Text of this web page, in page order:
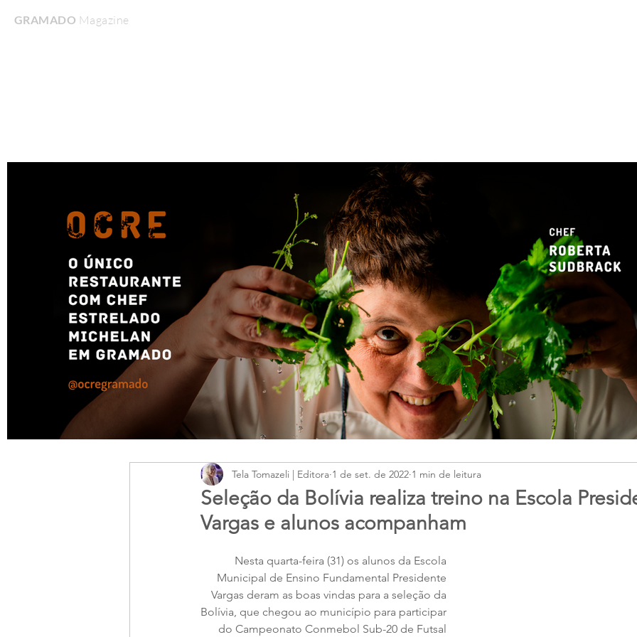
GRAMADO MagazineHome
Seleção da Bolívia realiza treino na Escola
Vargas e alunos acompanham
Tela Tomazeli | Editora 1 de set. de 2022 1 min de leitura
Nesta quarta-feira (31) os alunos da Escola
Municipal de Ensino Fundamental Presidente
Vargas deram as boas vindas para a seleção da
Bolívia, que chegou ao município para participar
do Campeonato Conmebol Sub-20 de Futsal